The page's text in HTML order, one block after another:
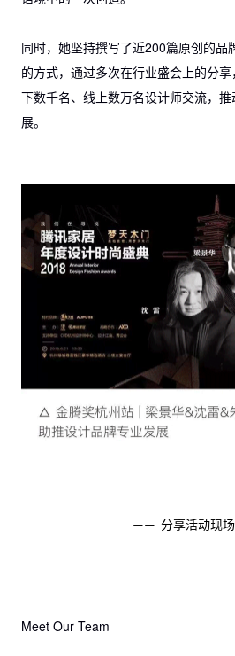
同时，她坚持撰写了近200篇原创的品
的方式，通过多次在行业盛会上的分
下数千名、线上数万名设计师交流，
展。
—— 分享活动现
Meet Our Team